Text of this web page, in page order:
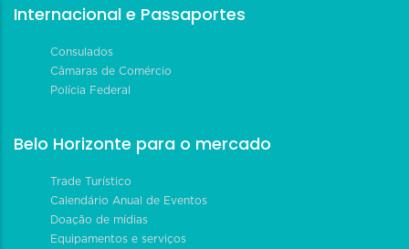
Internacional e Passaportes
Consulados
Câmaras de Comércio
Polícia Federal
Belo Horizonte para o mercado
Trade Turístico
Calendário Anual de Eventos
Doação de mídias
Equipamentos e serviços